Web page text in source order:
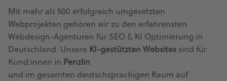
Mit mehr als 500 erfolgreich umgesetzten
Webprojekten gehören wir zu den erfahrensten
Webdesign-Agenturen für SEO & KI Optimierung in
Deutschland. Unsere KI-gestützten Websites sind für
Kund:innen in Penzlin
und im gesamten deutschsprachigen Raum auf